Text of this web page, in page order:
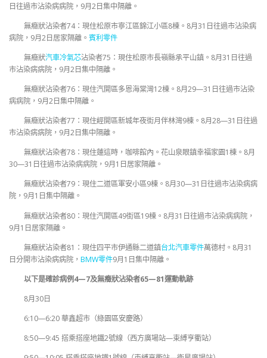
日往過市沾染病病院，9月2日集中隔離。
無癥狀沾染者74：現住松原市寧江區錦江小區8棟。8月31日往過市沾染病
病院，9月2日居家隔離。 賓利零件
無癥狀汽車冷氣芯沾染者75：現住松原市長嶺縣承平山鎮。8月31日往過
市沾染病病院，9月2日集中隔離。
無癥狀沾染者76：現住汽開區多恩海棠灣12棟。8月29—31日往過市沾染
病病院，9月2日集中隔離。
無癥狀沾染者77：現住經開區新城年夜街月伴林灣9棟。8月28—31日往過
市沾染病病院，9月2日集中隔離。
無癥狀沾染者78：現住蓮這時，咖啡館內。花山泉眼鎮幸福家園1棟。8月
30—31日往過市沾染病病院，9月1日居家隔離。
無癥狀沾染者79：現住二道區軍安小區9棟。8月30—31日往過市沾染病病
院，9月1日集中隔離。
無癥狀沾染者80：現住汽開區49街區19棟。8月31日往過市沾染病病院，
9月1日居家隔離。
無癥狀沾染者81：現住四平市伊通縣二道鎮台北汽車零件萬德村。8月31
日分開市沾染病病院， BMW零件9月1日集中隔離。
以下是確診病例4—7及無癥狀沾染者65—81運動軌跡
8月30日
6:10—6:20 華鑫超市（綠園區安慶路）
8:50—9:45 搭乘搭座地鐵2號線（西方廣場站—束縛亨衢站）